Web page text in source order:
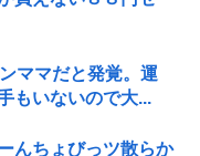
ママだと発覚。運
もいないので大...
んちょびっツ散らか